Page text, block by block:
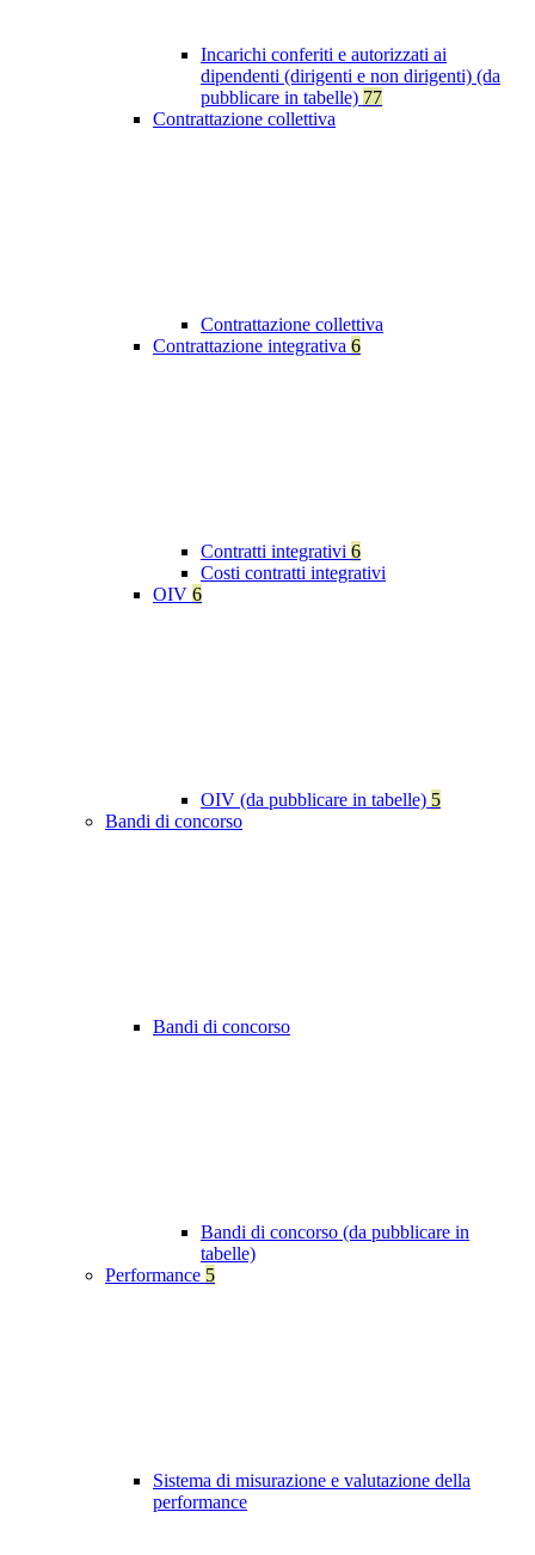
Incarichi conferiti e autorizzati ai
dipendenti (dirigenti e non dirigenti) (da
pubblicare in tabelle) 77
Contrattazione collettiva
Contrattazione collettiva
Contrattazione integrativa 6
Contratti integrativi 6
Costi contratti integrativi
OIV 6
OIV (da pubblicare in tabelle) 5
Bandi di concorso
Bandi di concorso
Bandi di concorso (da pubblicare in
tabelle)
Performance 5
Sistema di misurazione e valutazione della
performance